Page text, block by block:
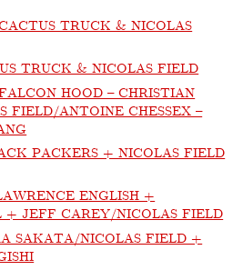
TRUCK & NICOLAS
TRUCK & NICOLAS FIELD
HOOD – CHRISTIAN
FIELD/ANTOINE CHESSEX –
PACKERS + NICOLAS FIELD
ENGLISH +
+ JEFF CAREY/NICOLAS FIELD
SAKATA/NICOLAS FIELD +